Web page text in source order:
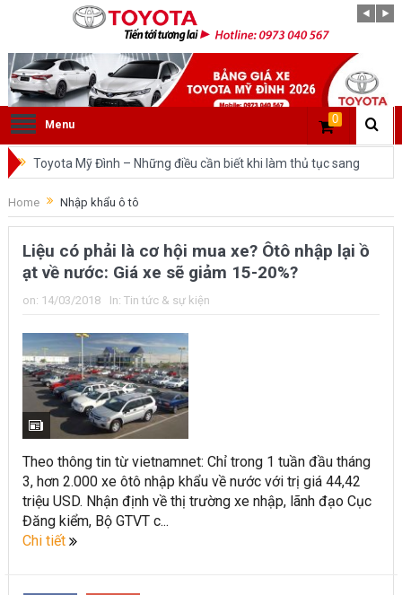
Menu 0
Toyota Mỹ Đình – Những điều cần biết khi làm thủ tục sang
tên ô tô trong cùng tỉnh.
So sánh Toyota Veloz Cross và Toyota Innova: Nên chọn xe
nào?
Đánh giá tổng quan về xe Toyota Veloz Cross 2022 HOT
Những dòng xe của Toyota đang chiếm lĩnh tại thị trường
Việt Nam?
Toyota Việt Nam chính thức ra mắt Toyota Fortuner 2022 và
Land cruiser 2022 phiên bản mới
Toyota Raize phân khúc SUV cỡ nhỏ mới hứa hẹn nhiều đột
phá
“Bật mí” những thay đổi của Toyota Land Cruiser 2021 vừa
Home Nhập khẩu ô tô
Liệu có phải là cơ hội mua xe? Ôtô nhập lại ồ
ạt về nước: Giá xe sẽ giảm 15-20%?
on: 14/03/2018 In: Tin tức & sự kiện
Theo thông tin từ vietnamnet: Chỉ trong 1 tuần đầu tháng
3, hơn 2.000 xe ôtô nhập khẩu về nước với trị giá 44,42
triệu USD. Nhận định về thị trường xe nhập, lãnh đạo Cục
Đăng kiểm, Bộ GTVT c...
Chi tiết